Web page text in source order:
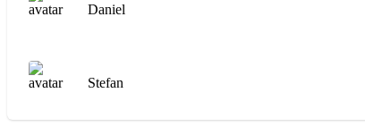
Daniel
Stefan